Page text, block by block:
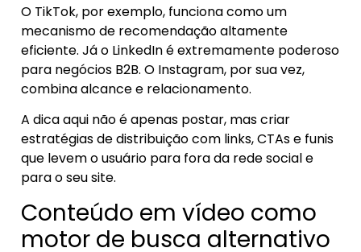
O TikTok, por exemplo, funciona como um
mecanismo de recomendação altamente
eficiente. Já o LinkedIn é extremamente poderoso
para negócios B2B. O Instagram, por sua vez,
combina alcance e relacionamento.
A dica aqui não é apenas postar, mas criar
estratégias de distribuição com links, CTAs e funis
que levem o usuário para fora da rede social e
para o seu site.
Conteúdo em vídeo como
motor de busca alternativo